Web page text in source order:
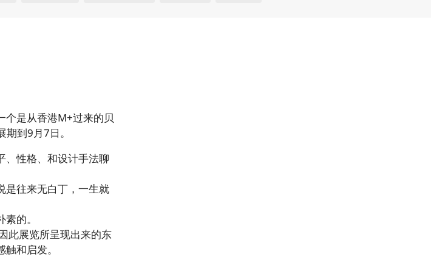
个是从香港M+过来的贝
到9月7日。
、性格、和设计手法聊
是往来无白丁，一生就
的。
此展览所呈现出来的东
和启发。